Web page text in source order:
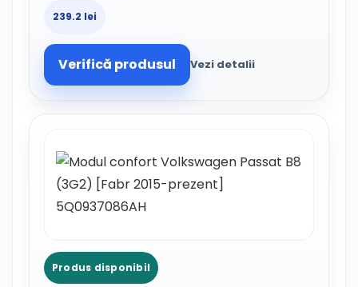
239.2 lei
Verifică produsul Vezi detalii
Produs disponibil